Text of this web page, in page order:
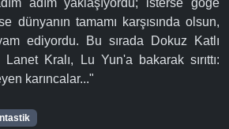
adım yaklaşıyordu; isterse göğe
dünyanın tamamı karşısında olsun,
ediyordu. Bu sırada Dokuz Katlı
Kralı, Lu Yun'a bakarak sırıttı:
karıncalar..."